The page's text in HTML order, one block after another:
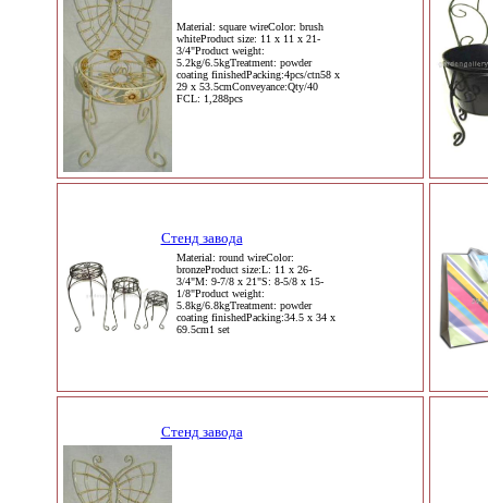
Material: square wireColor: brush
whiteProduct size: 11 x 11 x 21-
3/4"Product weight:
5.2kg/6.5kgTreatment: powder
coating finishedPacking:4pcs/ctn58 x
29 x 53.5cmConveyance:Qty/40
FCL: 1,288pcs
Стенд завода
Material: round wireColor:
bronzeProduct size:L: 11 x 26-
3/4"M: 9-7/8 x 21"S: 8-5/8 x 15-
1/8"Product weight:
5.8kg/6.8kgTreatment: powder
coating finishedPacking:34.5 x 34 x
69.5cm1 set
Стенд завода